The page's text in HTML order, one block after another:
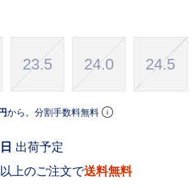
23.5 24.0 24.5
から。分割手数料無料
上のご注文で送料無料
出荷予定